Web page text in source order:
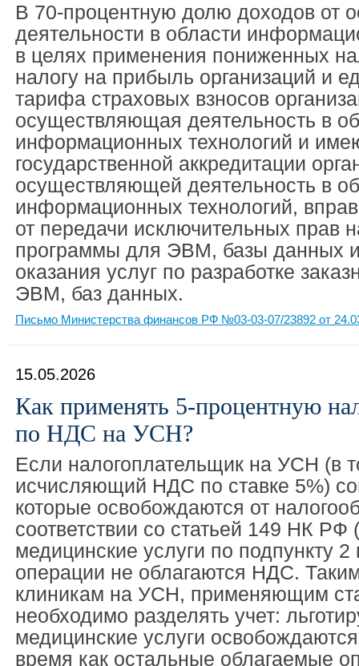
В 70-процентную долю доходов от
деятельности в области
в целях применения пониженных
налогу на прибыль организаций и
тарифа страховых взносов
осуществляющая деятельность в
информационных технологий и
государственной аккредитации
осуществляющей деятельность в
информационных технологий,
от передачи исключительных прав
программы для ЭВМ, базы данных
оказания услуг по разработке
ЭВМ, баз данных.
Письмо Министерства финансов РФ №03-03-07/23892 от
15.05.2026
Как применять 5-процентную
по НДС на УСН?
Если налогоплательщик на УСН (в
исчисляющий НДС по ставке 5%)
которые освобождаются от
соответствии со статьей 149 НК РФ
медицинские услуги по подпункту 2
операции не облагаются НДС.
клиникам на УСН, применяющим
необходимо разделять учет:
медицинские услуги
время как остальные облагаемые